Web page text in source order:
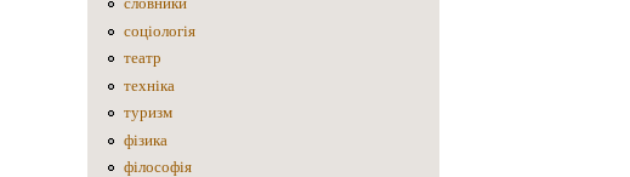
соціологія
театр
техніка
туризм
фізика
філософія